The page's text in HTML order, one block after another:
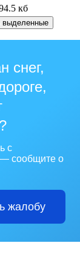
кб
выделенные
снег,
с
сообщите о
жалобу